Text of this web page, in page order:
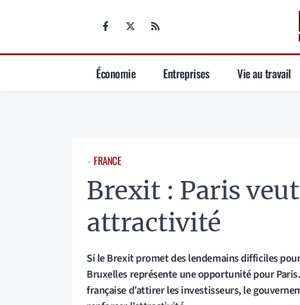
Économie Entreprises Vie au travail
⋅ FRANCE
Brexit : Paris
attractivité
Si le Brexit promet des lendemains difficiles
Bruxelles représente une opportunité pour
française d’attirer les investisseurs, le